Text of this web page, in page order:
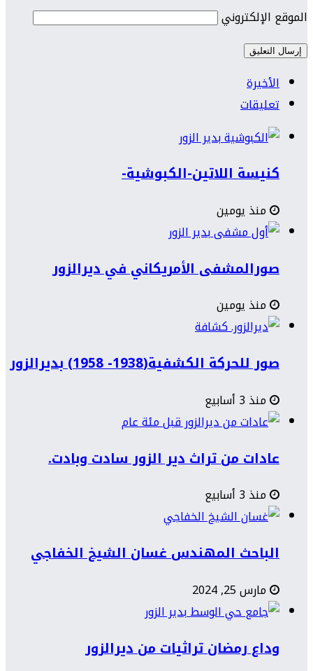
الموقع الإلكتروني
الأخيرة
تعليقات
كنيسة اللاتين-الكبوشية-
منذ يومين
صورالمشفى الأمريكاني في ديرالزور
منذ يومين
صور للحركة الكشفية(1938- 1958) بديرالزور
منذ 3 أسابيع
عادات من تراث دير الزور سادت وبادت.
منذ 3 أسابيع
الباحث المهندس غسان الشيخ الخفاجي
مارس 25, 2024
وداع رمضان تراثيات من ديرالزور